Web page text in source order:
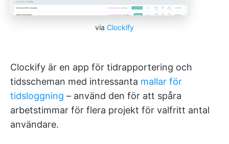
via Clockify
Clockify är en app för tidrapportering och
tidsscheman med intressanta mallar för
tidsloggning – använd den för att spåra
arbetstimmar för flera projekt för valfritt antal
användare.